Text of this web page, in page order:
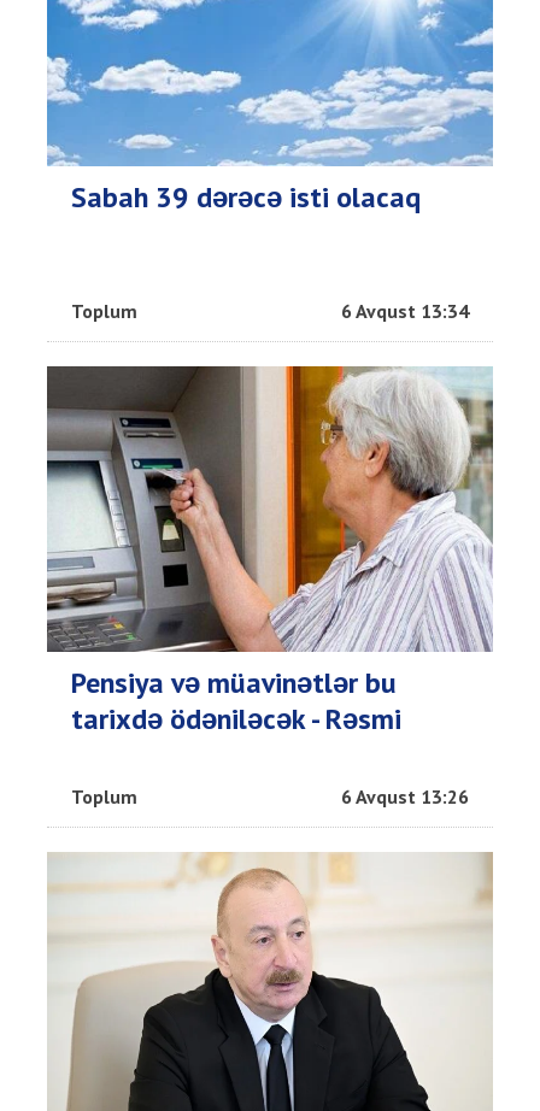
Sabah 39 dərəcə isti olacaq
Toplum 6 Avqust 13:34
Pensiya və müavinətlər bu
tarixdə ödəniləcək - Rəsmi
Toplum 6 Avqust 13:26